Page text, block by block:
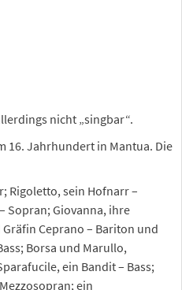
nicht „singbar“.
16. Jahrhundert in Mantua. Die
Rigoletto, sein Hofnarr –
Sopran; Giovanna, ihre
Ceprano – Bariton und
Borsa und Marullo,
ein Bandit – Bass;
ein